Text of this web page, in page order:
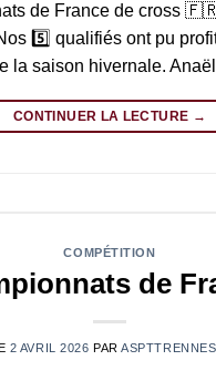
de France de cross
5️⃣ qualifiés ont pu
la saison hivernale.
CONTINUER LA LECTURE →
COMPÉTITION
de
2 AVRIL 2026 PAR